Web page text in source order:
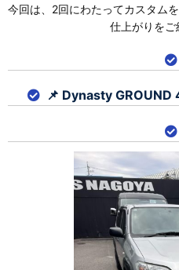
今回は、2回にわたってカスタム
仕上がりをご
📌 Dynasty GROUND